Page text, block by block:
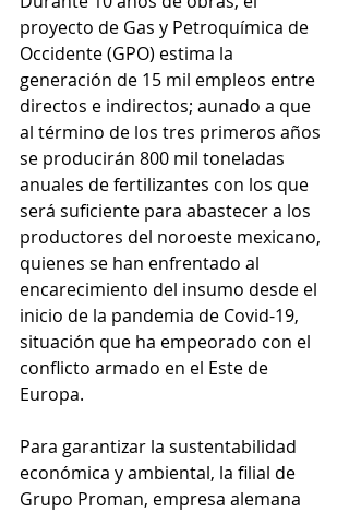
proyecto de Gas y Petroquímica de
Occidente (GPO) estima la
generación de 15 mil empleos entre
directos e indirectos; aunado a que
al término de los tres primeros años
se producirán 800 mil toneladas
anuales de fertilizantes con los que
será suficiente para abastecer a los
productores del noroeste mexicano,
quienes se han enfrentado al
encarecimiento del insumo desde el
inicio de la pandemia de Covid-19,
situación que ha empeorado con el
conflicto armado en el Este de
Europa.
Para garantizar la sustentabilidad
económica y ambiental, la filial de
Grupo Proman, empresa alemana